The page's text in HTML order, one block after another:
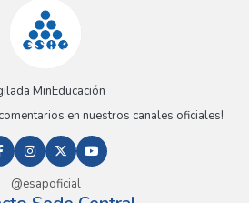
MinEducación
en nuestros canales oficiales!
@esapoficial